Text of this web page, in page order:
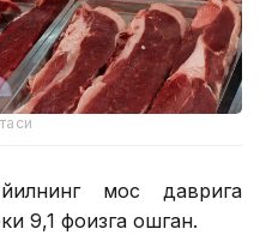
мос даврига
9,1 фоизга ошган.